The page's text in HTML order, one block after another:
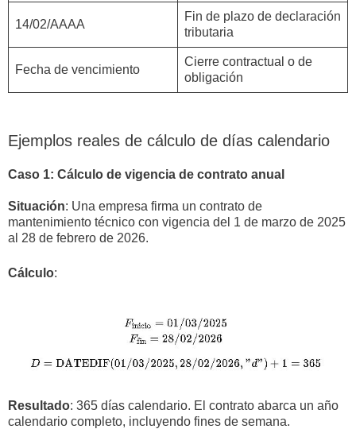
14/02/AAAA
Fin de plazo de declaración
tributaria
Fecha de vencimiento
Cierre contractual o de
obligación
Ejemplos reales de cálculo de días calendario
Caso 1: Cálculo de vigencia de contrato anual
Situación: Una empresa firma un contrato de
mantenimiento técnico con vigencia del 1 de marzo de 2025
al 28 de febrero de 2026.
Cálculo:
Resultado: 365 días calendario. El contrato abarca un año
calendario completo, incluyendo fines de semana.